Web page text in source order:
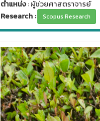
ตำแหน่ง: ผู้ช่วยศาสตราจารย์
Research :
Scopus Research